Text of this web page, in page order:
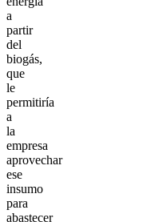
a
partir
del
biogás,
que
le
permitiría
a
la
empresa
aprovechar
ese
insumo
para
abastecer